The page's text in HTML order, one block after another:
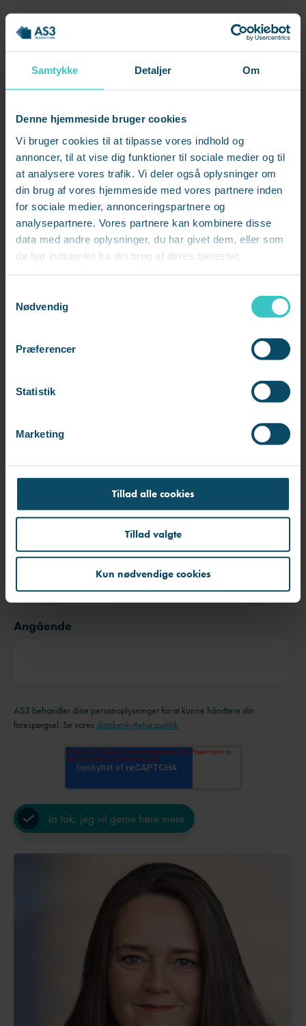
Samtykke Detaljer Om
Denne hjemmeside bruger cookies
Vi bruger cookies til at tilpasse vores indhold og
annoncer, til at vise dig funktioner til sociale medier og til
at analysere vores trafik. Vi deler også oplysninger om
din brug af vores hjemmeside med vores partnere inden
for sociale medier, annonceringspartnere og
analysepartnere. Vores partnere kan kombinere disse
data med andre oplysninger, du har givet dem, eller som
de har indsamlet fra din brug af deres tjenester.
Nødvendig
Præferencer
Statistik
Marketing
Tillad alle cookies
Tillad valgte
Kun nødvendige cookies
Send på e-mail
Vil du høre mere
Udfyld formularen, hvis du ønsker sparring eller har spørgsmål til
emnet.
Så kontakter jeg dig.
Fornavn *
Angående
AS3 behandler dine personoplysninger for at kunne håndtere din
forespørgsel. Se vores databeskyttelsespolitik